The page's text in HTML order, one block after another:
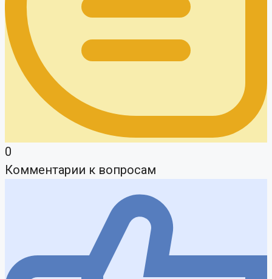
0
Комментарии к вопросам